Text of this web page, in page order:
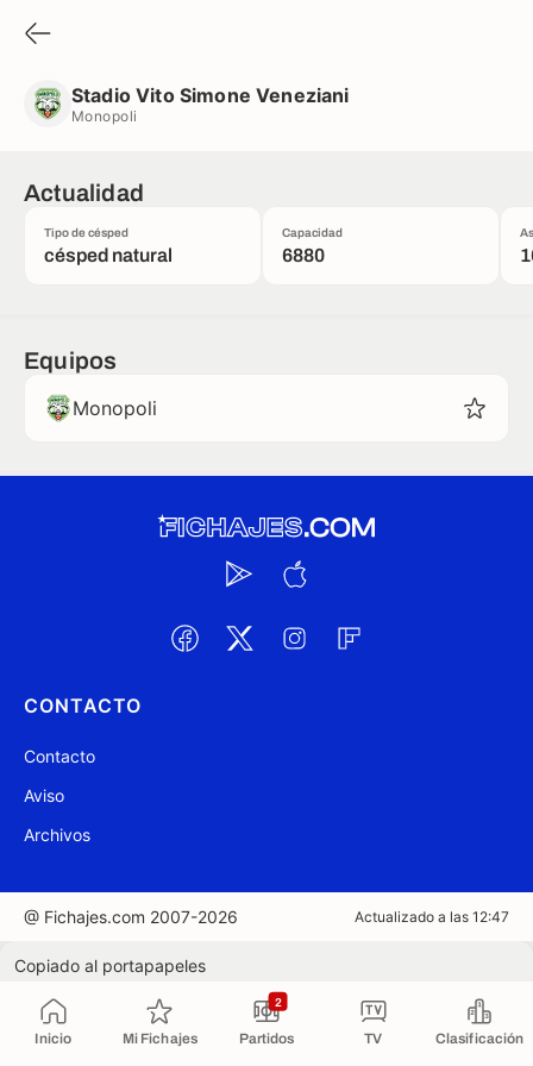
Inicio Mi Fichajes Partidos
2
TV Clasificación
Stadio Vito Simone Veneziani
Monopoli
Actualidad
Tipo de césped
césped natural
Capacidad
6880
Equipos
Monopoli
CONTACTO
Contacto
Aviso
Archivos
@ Fichajes.com 2007-2026 Actualizado a las 12:47
Copiado al portapapeles